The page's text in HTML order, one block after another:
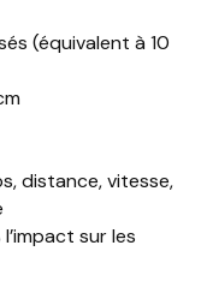
(équivalent à 10
distance, vitesse,
sur les